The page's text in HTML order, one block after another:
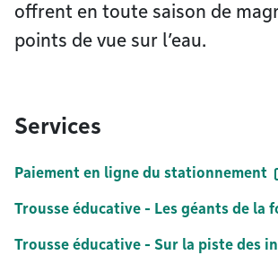
offrent en toute saison de
points de vue sur l’eau.
Services
Paiement en ligne du stationnement
Trousse éducative - Les géants de la
Trousse éducative - Sur la piste des